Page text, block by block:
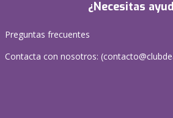
¿Necesitas
Preguntas frecuentes
Contacta con nosotros: (